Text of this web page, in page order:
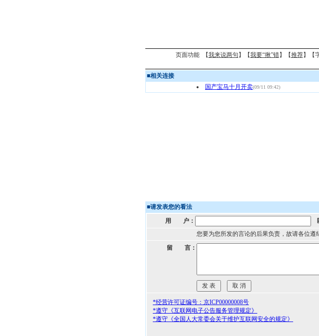
页面功能 【我来说两句 】【我要“揪”错】【推荐】【
■相关连接
国产宝马十月开卖(09/11 09:42)
■请发表您的看法
用 户：
您要为您所发的言论的后果负责，故请各位遵
留 言：
*经营许可证编号：京ICP00000008号
*遵守《互联网电子公告服务管理规定》
*遵守《全国人大常委会关于维护互联网安全的规定》